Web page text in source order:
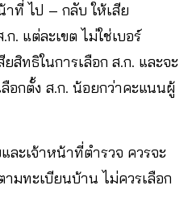
ที่ ไป – กลับ ให้เสีย
ก. แต่ละเขต ไม่ใช่เบอร์
ยสิทธิในการเลือก ส.ก. และจะ
อกตั้ง ส.ก. น้อยกว่าคะแนนผู้
ละเจ้าหน้าที่ตำรวจ ควรจะ
มทะเบียนบ้าน ไม่ควรเลือก